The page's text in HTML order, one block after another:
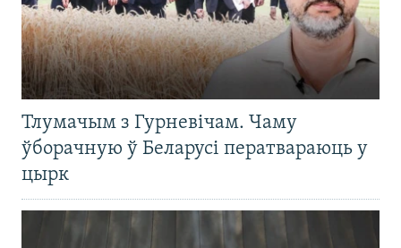
Тлумачым з Гурневічам. Чаму
ўборачную ў Беларусі ператвараюць у
цырк